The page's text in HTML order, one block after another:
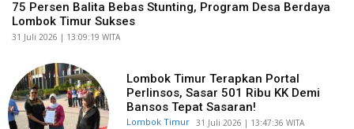
75 Persen Balita Bebas Stunting, Program Desa Berdaya
Lombok Timur Sukses
​31 Juli 2026 | 13:09:19 WITA
Lombok Timur Terapkan Portal
Perlinsos, Sasar 501 Ribu KK Demi
Bansos Tepat Sasaran!
Lombok Timur ​31 Juli 2026 | 13:47:36 WITA